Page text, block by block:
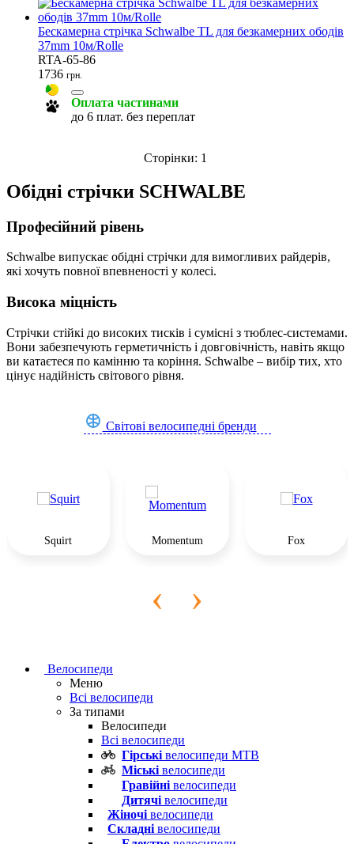
Бескамерна стрічка Schwalbe TL для безкамерних ободів
37mm 10м/Rolle
RTA-65-86
1736 грн.
Оплата частинами
до 6 плат. без переплат
Сторінки: 1
Обідні стрічки SCHWALBE
Професійний рівень
Schwalbe випускає обідні стрічки для вимогливих райдерів,
які хочуть повної впевненості у колесі.
Висока міцність
Стрічки стійкі до високих тисків і сумісні з тюблес-системами.
Вони забезпечують герметичність і довговічність, навіть якщо
ви катаєтеся по камінню та коріння. Schwalbe – вибір тих, хто
цінує надійність світового рівня.
Світові велосипедні бренди
Squirt Momentum Fox
‹ ›
Велосипеди
Меню
Всі велосипеди
За типами
Велосипеди
Всі велосипеди
Гірські велосипеди MTB
Міські велосипеди
Гравійні велосипеди
Дитячі велосипеди
Жіночі велосипеди
Складні велосипеди